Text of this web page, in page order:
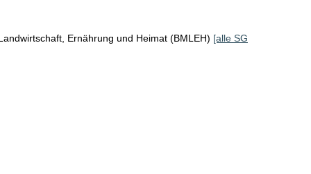
Ernährung und Heimat (BMLEH) [alle SG